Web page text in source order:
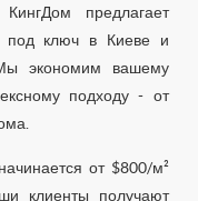
предлагает
под ключ в Киеве и
экономим вашему
подходу - от
от $800/м²
клиенты получают